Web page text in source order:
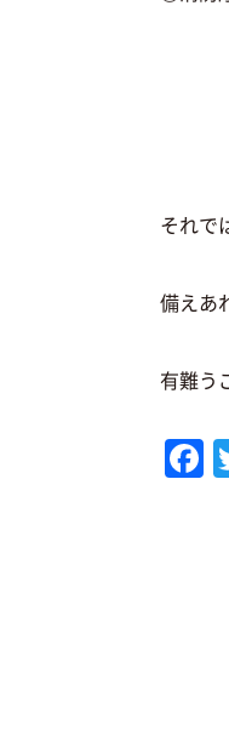
それで
備えあ
有難う
F